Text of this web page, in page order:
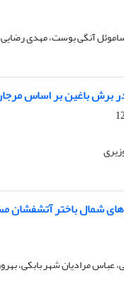
آنگی بوست، مهدی رضایی
برش باغین بر اساس
شمال باختر آتشفشان
عباس مرادیان شهر بابکی،